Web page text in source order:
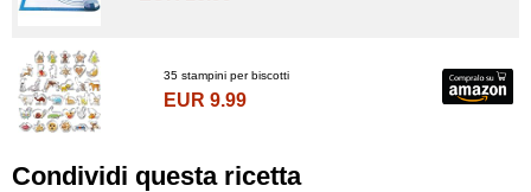
35 stampini per biscotti
EUR 9.99
Condividi questa ricetta